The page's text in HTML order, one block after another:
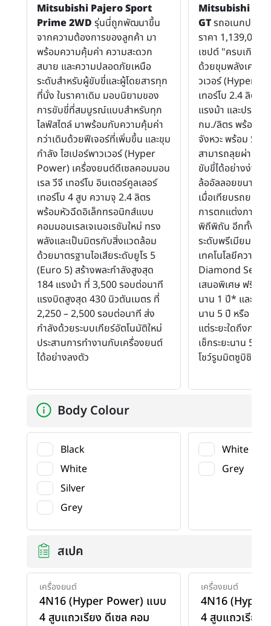
Mitsubishi Pajero Sport
Prime 2WD รุ่นนี่ถูกพัฒนาขึ้น
จากความต้องการของลูกค้า มา
พร้อมความคุ้มค่า ความสะดวก
สบาย และความปลอดภัยเหนือ
ระดับสำหรับผู้ขับขี่และผู้โดยสารทุก
ที่นั่ง ในราคาเดิม มอบนิยามของ
การขับขี่ที่สมบูรณ์แบบสำหรับทุก
ไลฟ์สไตล์ มาพร้อมกับความคุ้มค่า
กว่าเดิมด้วยฟีเจอร์ที่เพิ่มขึ้น และขุม
กำลัง ไฮเปอร์พาวเวอร์ (Hyper
Power) เครื่องยนต์ดีเซลคอมมอน
เรล วีจี เทอร์โบ อินเตอร์คูลเลอร์
เทอร์โบ 4 สูบ ความจุ 2.4 ลิตร
พร้อมหัวฉีดอิเล็กทรอนิกส์แบบ
คอมมอนเรลเจเนอเรชันใหม่ ทรง
พลังและเป็นมิตรกับสิ่งแวดล้อม
ด้วยมาตรฐานไอเสียระดับยูโร 5
(Euro 5) สร้างพละกำลังสูงสุด
184 แรงม้า ที่ 3,500 รอบต่อนาที
แรงบิดสูงสุด 430 นิวตันเมตร ที่
2,250 – 2,500 รอบต่อนาที ส่ง
กำลังด้วยระบบเกียร์อัตโนมัติใหม่
ประสานการทำงานกับเครื่องยนต์
ได้อย่างลงตัว
Mitsubishi
GTรถอเนกประส
ราคา 1,139,000
เซปต์ "ครบเกินคุ้
ด้วยขุมพลังเครื่อ
วเวอร์ (Hyper
เทอร์โบ 2.4 ลิตร
แรงม้า และประห
กม./ลิตร พร้อมเกี
จังหวะ พร้อม
สามารถลุยผ่านทุ
ขับขี่ได้อย่างง่ายด
ล้ออัลลอยขนาด
เมื่อเทียบรถยนต์ใ
การตกแต่งภายใน
พิถีพิถัน อีกทั้งยัง
ระดับพรีเมียม แล
เทคโนโลยีความป
Diamond
เสนอพิเศษ ฟรี ป
นาน 1 ปี* และรับ
นาน 5 ปี หรือ
แต่ระยะใดถึงก่อ
เช็กระยะนาน 5 ปี
โชว์รูมมิตซูบิชิทั่วป
Body Colour
Black
White
Silver
Grey
White
Grey
สเปค
เครื่องยนต์
4N16 (Hyper Power) แบบ
4 สูบแถวเรียง ดีเซล คอม
เครื่องยนต์
4N16 (Hyper
4 สูบแถวเรียง